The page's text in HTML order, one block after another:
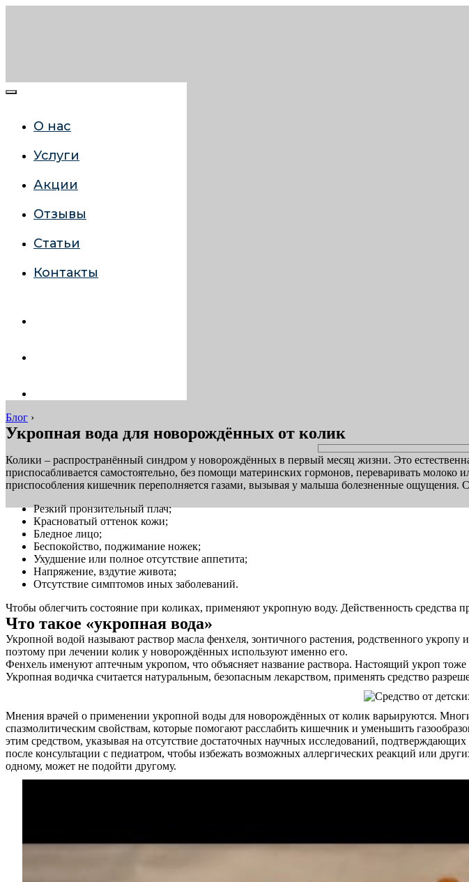
О нас
Услуги
Акции
Отзывы
Статьи
Контакты
Блог ›
Укропная вода для новорождённых от колик
Колики – распространённый синдром у новорождённых в первый месяц жизни. Это
приспосабливается самостоятельно, без помощи материнских гормонов, переваривать
приспособления кишечник переполняется газами, вызывая у малыша болезненные
Резкий пронзительный плач;
Красноватый оттенок кожи;
Бледное лицо;
Беспокойство, поджимание ножек;
Ухудшение или полное отсутствие аппетита;
Напряжение, вздутие живота;
Отсутствие симптомов иных заболеваний.
Чтобы облегчить состояние при коликах, применяют укропную воду. Действенность средства
Что такое «укропная вода»
Укропной водой называют раствор масла фенхеля, зонтичного растения, родственного
поэтому при лечении колик у новорождённых используют именно его.
Фенхель именуют аптечным укропом, что объясняет название раствора. Настоящий укроп
Укропная водичка считается натуральным, безопасным лекарством, применять средство
Мнения врачей о применении укропной воды для новорождённых от колик варьируются.
спазмолитическим свойствам, которые помогают расслабить кишечник и уменьшить
этим средством, указывая на отсутствие достаточных научных исследований,
после консультации с педиатром, чтобы избежать возможных аллергических реакций или
одному, может не подойти другому.